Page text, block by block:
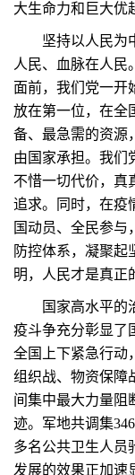
大生命力和巨大优
坚持以人民为中
人民、血脉在人民
面前，我们党一开
放在第一位，在全
备、最急需的资源
由国家承担。我们
不惜一切代价，真
追求。同时，在疫
国动员、全民参与
防控体系，凝聚起
明，人民才是真正
国家高水平的治
疫斗争充分彰显了
全国上下紧急行动
组织战、物资保障
间集中最大力量阻
迹。军地共调集
多名公共卫生人员
发展的效果正加速